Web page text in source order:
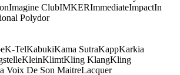
Imagine ClubIMKERImmediateImpactIn
Polydor
K-TelKabukiKama SutraKappKarkia
KleinKlimtKling KlangKling
Voix De Son MaitreLacquer